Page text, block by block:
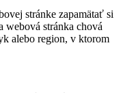
stránke zapamätať si
webová stránka chová
alebo region, v ktorom